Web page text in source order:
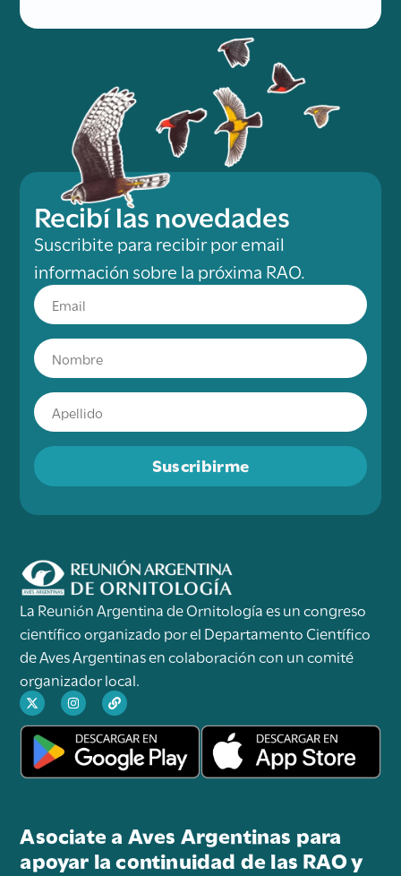
Recibí las novedades
Suscribite para recibir por email
información sobre la próxima RAO.
Suscribirme
La Reunión Argentina de Ornitología es un congreso
científico organizado por el Departamento Científico
de Aves Argentinas en colaboración con un comité
organizador local.
Asociate a Aves Argentinas para
apoyar la continuidad de las RAO y